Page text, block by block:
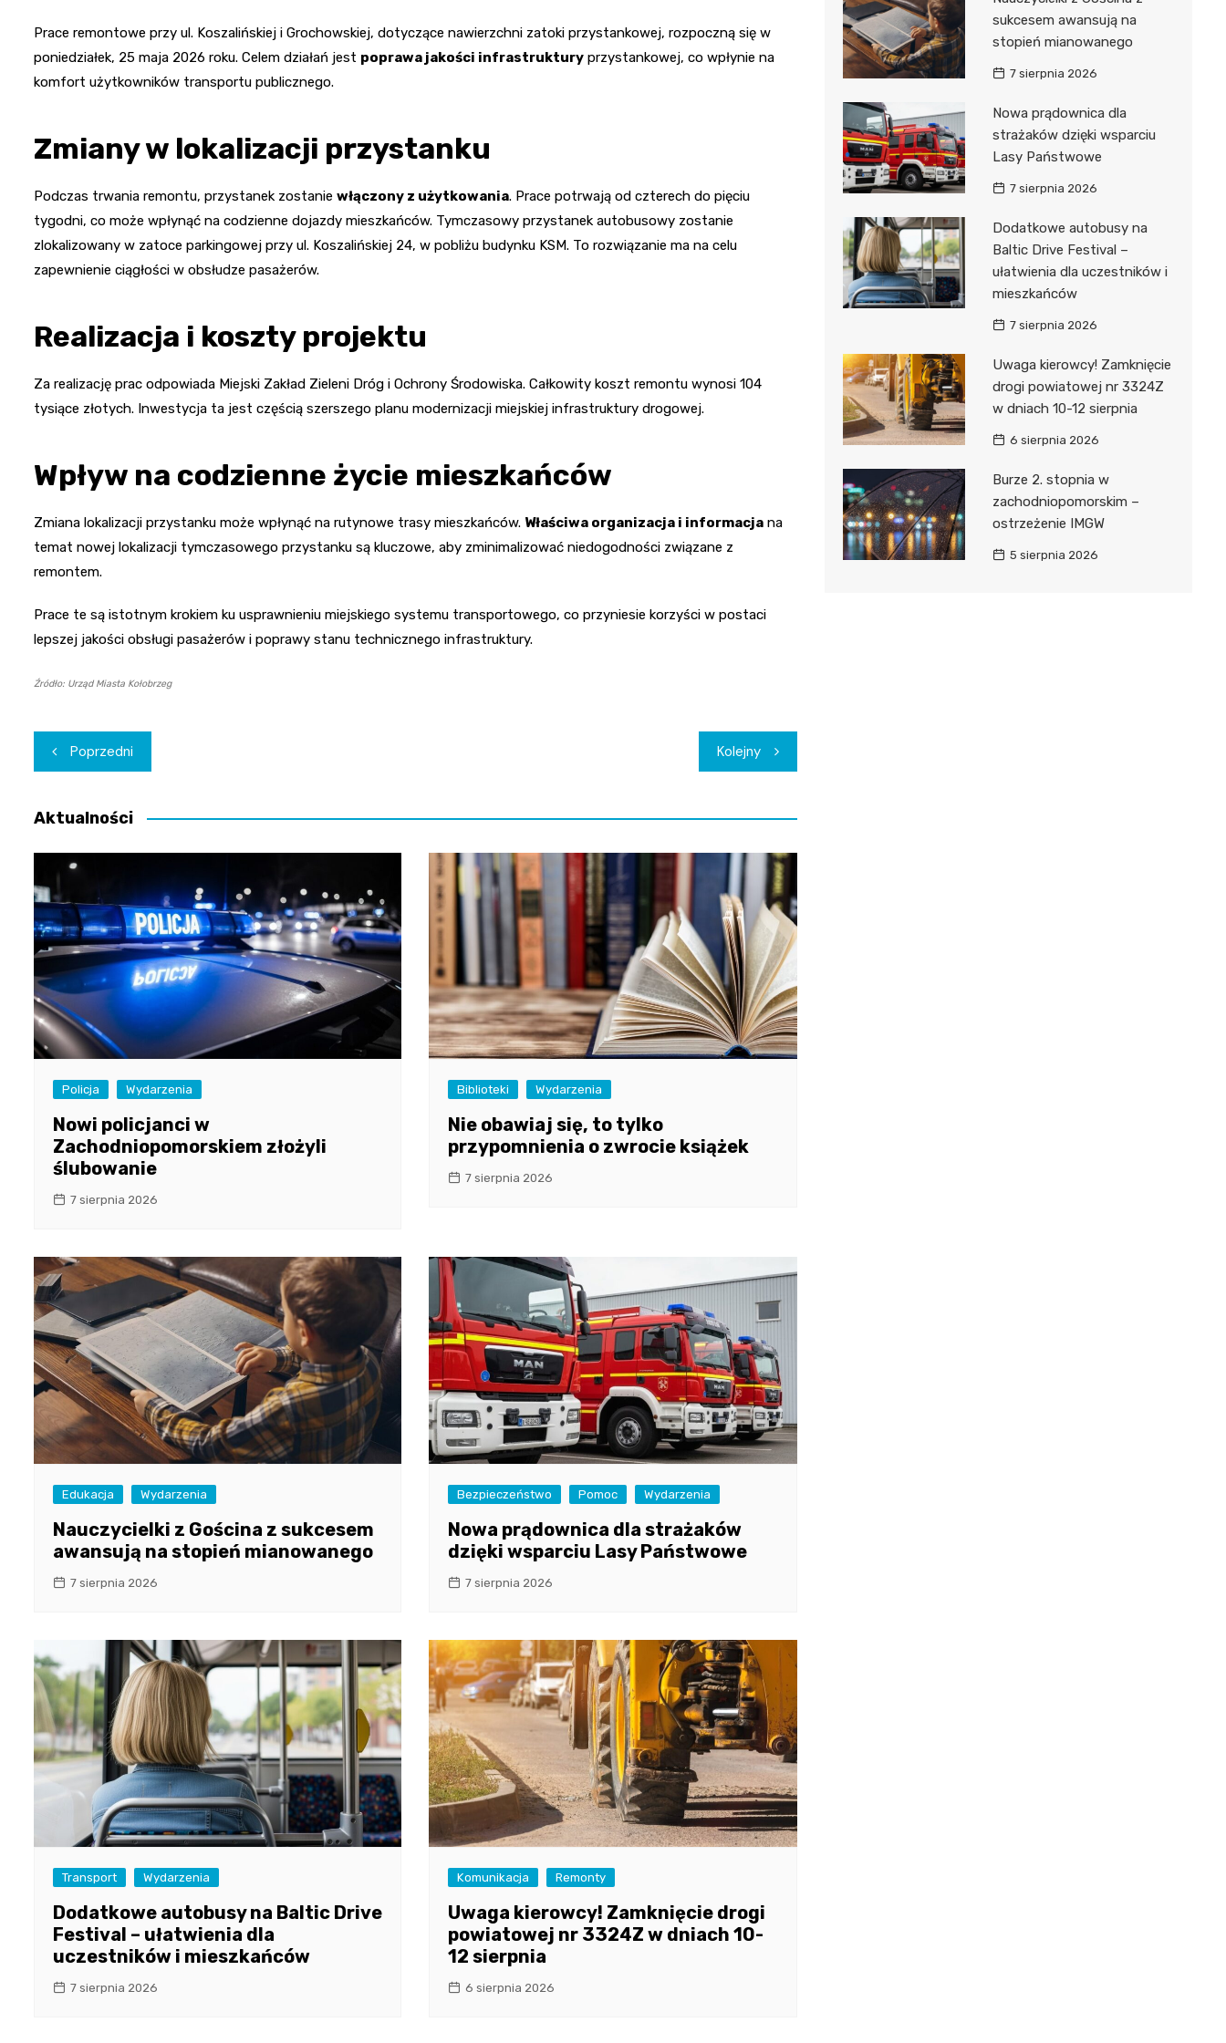
Prace remontowe przy ul. Koszalińskiej i Grochowskiej, dotyczące nawierzchni zatoki przystankowej, rozpoczną się w
poniedziałek, 25 maja 2026 roku. Celem działań jest poprawa jakości infrastruktury przystankowej, co wpłynie na
komfort użytkowników transportu publicznego.
Zmiany w lokalizacji przystanku
Podczas trwania remontu, przystanek zostanie włączony z użytkowania. Prace potrwają od czterech do pięciu
tygodni, co może wpłynąć na codzienne dojazdy mieszkańców. Tymczasowy przystanek autobusowy zostanie
zlokalizowany w zatoce parkingowej przy ul. Koszalińskiej 24, w pobliżu budynku KSM. To rozwiązanie ma na celu
zapewnienie ciągłości w obsłudze pasażerów.
Realizacja i koszty projektu
Za realizację prac odpowiada Miejski Zakład Zieleni Dróg i Ochrony Środowiska. Całkowity koszt remontu wynosi 104
tysiące złotych. Inwestycja ta jest częścią szerszego planu modernizacji miejskiej infrastruktury drogowej.
Wpływ na codzienne życie mieszkańców
Zmiana lokalizacji przystanku może wpłynąć na rutynowe trasy mieszkańców. Właściwa organizacja i informacja na
temat nowej lokalizacji tymczasowego przystanku są kluczowe, aby zminimalizować niedogodności związane z
remontem.
Prace te są istotnym krokiem ku usprawnieniu miejskiego systemu transportowego, co przyniesie korzyści w postaci
lepszej jakości obsługi pasażerów i poprawy stanu technicznego infrastruktury.
Źródło: Urząd Miasta Kołobrzeg
Nawigacja
wpisu
Poprzedni Kolejny
Aktualności
Policja Wydarzenia
Nowi policjanci w
Zachodniopomorskiem złożyli
ślubowanie
7 sierpnia 2026
Biblioteki Wydarzenia
Nie obawiaj się, to tylko
przypomnienia o zwrocie książek
7 sierpnia 2026
Edukacja Wydarzenia
Nauczycielki z Gościna z sukcesem
awansują na stopień mianowanego
7 sierpnia 2026
Bezpieczeństwo Pomoc Wydarzenia
Nowa prądownica dla strażaków
dzięki wsparciu Lasy Państwowe
7 sierpnia 2026
Transport Wydarzenia
Dodatkowe autobusy na Baltic Drive
Festival – ułatwienia dla
uczestników i mieszkańców
7 sierpnia 2026
Komunikacja Remonty
Uwaga kierowcy! Zamknięcie drogi
powiatowej nr 3324Z w dniach 10-
12 sierpnia
6 sierpnia 2026
sukcesem awansują na
stopień mianowanego
7 sierpnia 2026
Nowa prądownica dla
strażaków dzięki wsparciu
Lasy Państwowe
7 sierpnia 2026
Dodatkowe autobusy na
Baltic Drive Festival –
ułatwienia dla uczestników i
mieszkańców
7 sierpnia 2026
Uwaga kierowcy! Zamknięcie
drogi powiatowej nr 3324Z
w dniach 10-12 sierpnia
6 sierpnia 2026
Burze 2. stopnia w
zachodniopomorskim –
ostrzeżenie IMGW
5 sierpnia 2026